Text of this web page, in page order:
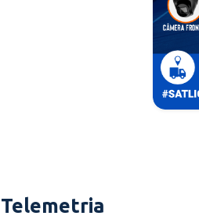
Telemetria